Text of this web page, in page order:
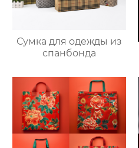
Сумка для одежды из
спанбонда